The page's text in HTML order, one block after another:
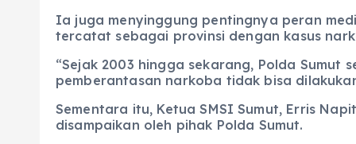
Ia juga menyinggung pentingnya peran
tercatat sebagai provinsi dengan kasus
“Sejak 2003 hingga sekarang, Polda
pemberantasan narkoba tidak bisa
Sementara itu, Ketua SMSI Sumut, Erris
disampaikan oleh pihak Polda Sumut.